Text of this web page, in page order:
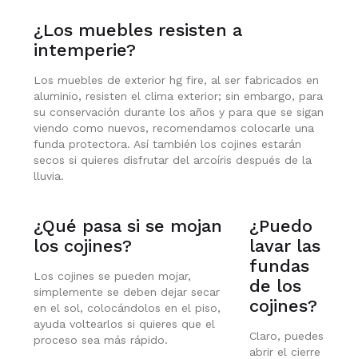
¿Los muebles resisten a
intemperie?
Los muebles de exterior hg fire, al ser fabricados en
aluminio, resisten el clima exterior; sin embargo, para
su conservación durante los años y para que se sigan
viendo como nuevos, recomendamos colocarle una
funda protectora. Así también los cojines estarán
secos si quieres disfrutar del arcoíris después de la
lluvia.
¿Qué pasa si se mojan
los cojines?
Los cojines se pueden mojar,
simplemente se deben dejar secar
en el sol, colocándolos en el piso,
ayuda voltearlos si quieres que el
proceso sea más rápido.
¿Puedo
lavar las
fundas
de los
cojines?
Claro, puedes
abrir el cierre